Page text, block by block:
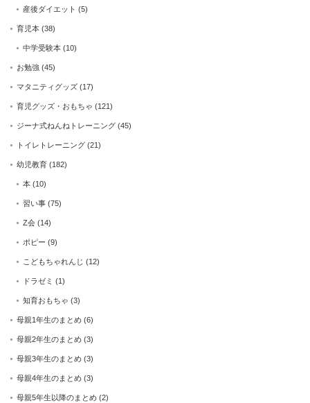
産後ダイエット (5)
育児本 (38)
中学受験本 (10)
お勉強 (45)
マタニティグッズ (17)
育児グッズ・おもちゃ (121)
ジーナ式ねんねトレーニング (45)
トイレトレーニング (21)
幼児教育 (182)
本 (10)
習い事 (75)
Z会 (14)
ポピー (9)
こどもちゃれんじ (12)
ドラゼミ (1)
知育おもちゃ (3)
母親1年生のまとめ (6)
母親2年生のまとめ (3)
母親3年生のまとめ (3)
母親4年生のまとめ (3)
母親5年生以降のまとめ (2)